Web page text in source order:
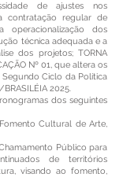
de ajustes nos
contratação regular de
operacionalização dos
técnica adequada e a
dos projetos; TORNA
Nº 01, que altera os
Ciclo da Política
2025.
dos seguintes
Cultural de Arte,
Público para
de territórios
visando ao fomento,